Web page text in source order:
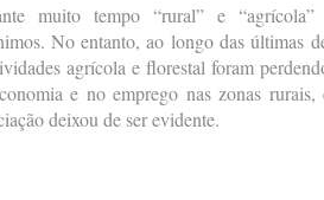
muito tempo “rural” e “agrícola”
No entanto, ao longo das últimas
agrícola e florestal foram
e no emprego nas zonas rurais,
deixou de ser evidente.